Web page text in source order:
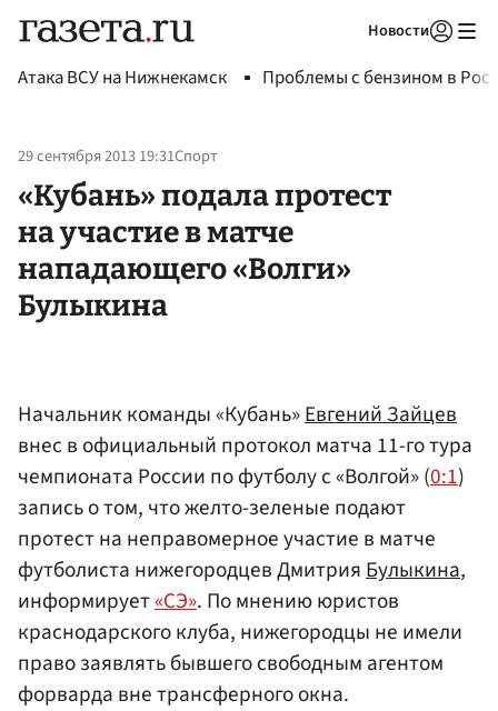
Новости
Атака ВСУ на Нижнекамск Проблемы с бензином в
29 сентября 2013 19:31Спорт
«Кубань» подала протест
на участие в матче
нападающего «Волги»
Булыкина
Начальник команды «Кубань»Евгений Зайцев
внес в официальный протокол матча 11-го тура
чемпионата России по футболу с «Волгой» (0:1)
запись о том, что желто-зеленые подают
протест на неправомерное участие в матче
футболиста нижегородцев ДмитрияБулыкина,
информирует«СЭ». По мнению юристов
краснодарского клуба, нижегородцы не имели
право заявлять бывшего свободным агентом
форварда вне трансферного окна.